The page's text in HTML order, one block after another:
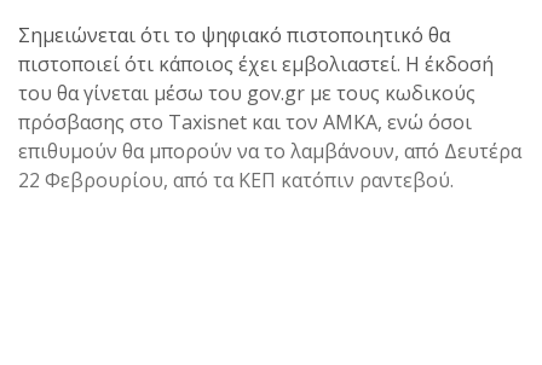
Σημειώνεται ότι το ψηφιακό πιστοποιητικό θα
πιστοποιεί ότι κάποιος έχει εμβολιαστεί. Η έκδοσή
του θα γίνεται μέσω του gov.gr με τους κωδικούς
πρόσβασης στο Taxisnet και τον ΑΜΚΑ, ενώ όσοι
επιθυμούν θα μπορούν να το λαμβάνουν, από Δευτέρα
22 Φεβρουρίου, από τα ΚΕΠ κατόπιν ραντεβού.